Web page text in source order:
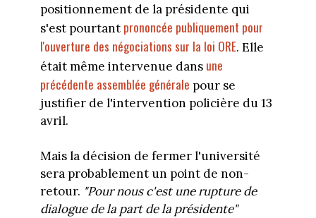
positionnement de la présidente qui
s'est pourtant prononcée publiquement pour
l'ouverture des négociations sur la loi ORE. Elle
était même intervenue dans une
précédente assemblée générale pour se
justifier de l'intervention policière du 13
avril.
Mais la décision de fermer l'université
sera probablement un point de non-
retour. "Pour nous c'est une rupture de
dialogue de la part de la présidente"